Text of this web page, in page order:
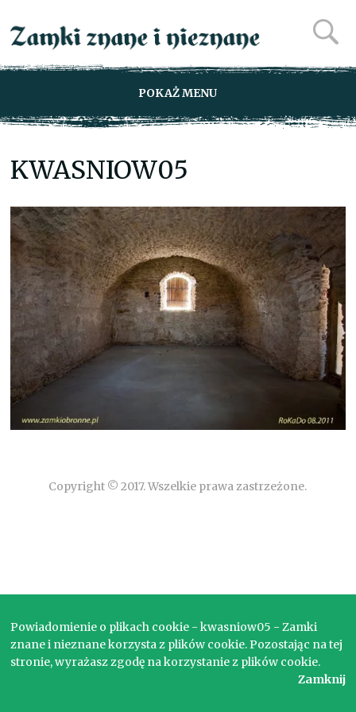
POKAŻ MENU
KWASNIOW05
Copyright © 2017. Wszelkie prawa zastrzeżone.
Powiadomienie o plikach cookie - kwasniow05 - Zamki
znane i nieznane korzysta z plików cookie. Pozostając na tej
stronie, wyrażasz zgodę na korzystanie z plików cookie.
Zamknij